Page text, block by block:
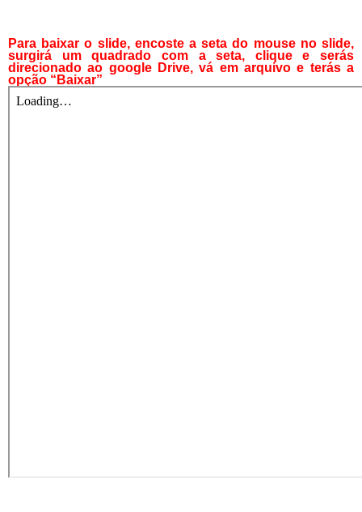
Para baixar o slide, encoste a seta do mouse no slide,
surgirá um quadrado com a seta, clique e serás
direcionado ao google Drive, vá em arquivo e terás a
opção “Baixar”